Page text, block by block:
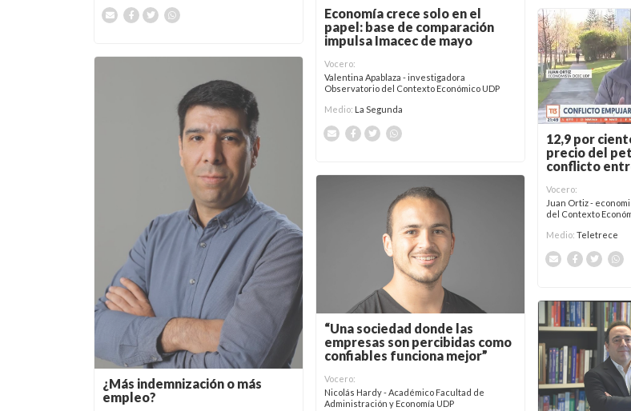
Economía crece solo en el
papel: base de comparación
impulsa Imacec de mayo
Vocero:
Valentina Apablaza - investigadora
Observatorio del Contexto Económico UDP
Medio: La Segunda
12,9 por
precio del
conflicto
Vocero:
Juan Ortiz -
del Contexto
Medio:Teletrece
¿Más indemnización o más
empleo?
“Una sociedad donde las
empresas son percibidas como
confiables funciona mejor”
Vocero:
Nicolás Hardy - Académico Facultad de
Administración y Economía UDP